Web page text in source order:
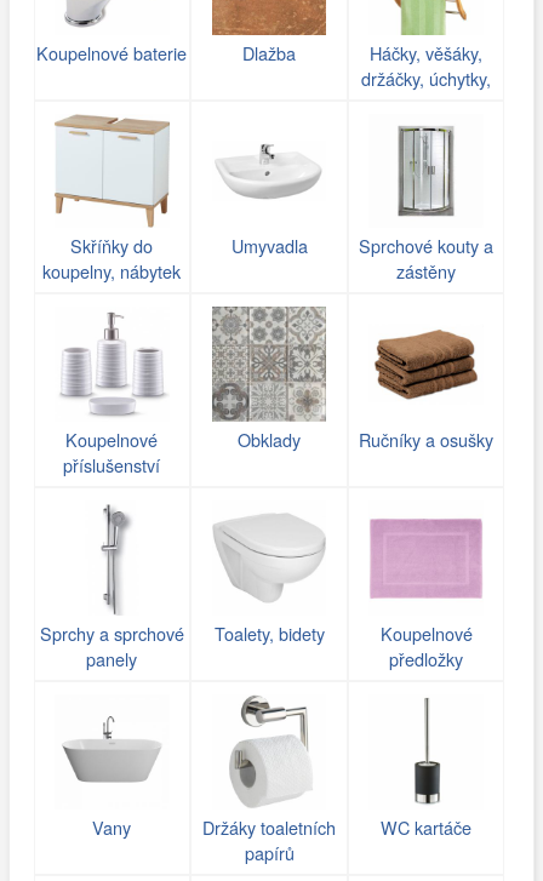
Koupelnové baterie Dlažba
Háčky, věšáky,
držáčky, úchytky,
Skříňky do
koupelny, nábytek
Umyvadla
Sprchové kouty a
zástěny
Koupelnové
příslušenství
Obklady Ručníky a osušky
Sprchy a sprchové
panely
Toalety, bidety
Koupelnové
předložky
Vany
Držáky toaletních
papírů
WC kartáče